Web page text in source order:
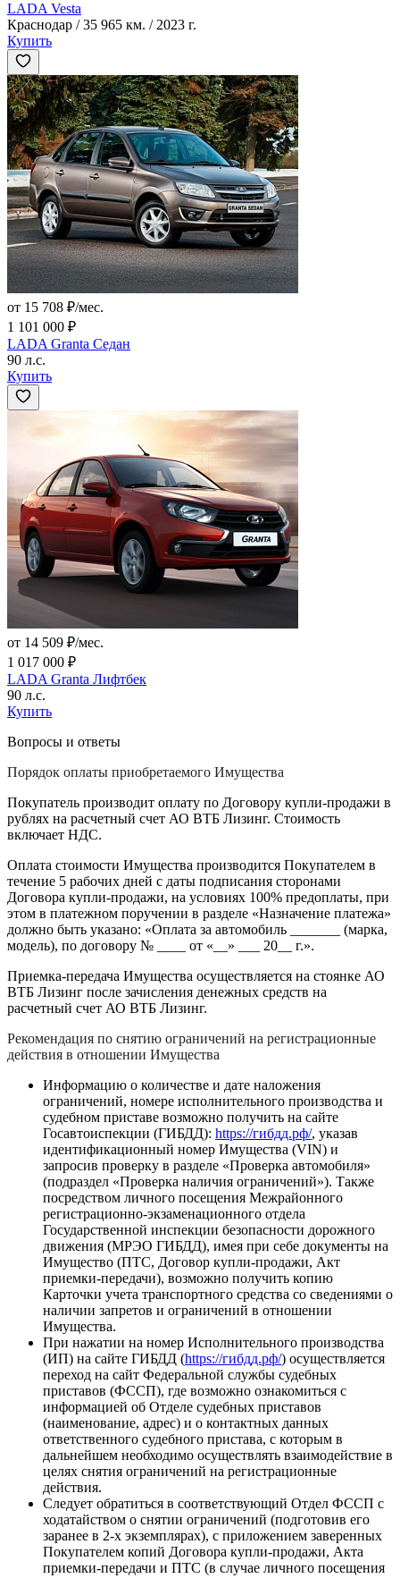
LADA Vesta
Краснодар / 35 965 км. / 2023 г.
Купить
от 15 708 ₽/мес.
1 101 000 ₽
LADA Granta Седан
90 л.с.
Купить
от 14 509 ₽/мес.
1 017 000 ₽
LADA Granta Лифтбек
90 л.с.
Купить
Вопросы и ответы
Порядок оплаты приобретаемого Имущества
Покупатель производит оплату по Договору купли-продажи в
рублях на расчетный счет АО ВТБ Лизинг. Стоимость
включает НДС.
Оплата стоимости Имущества производится Покупателем в
течение 5 рабочих дней с даты подписания сторонами
Договора купли-продажи, на условиях 100% предоплаты, при
этом в платежном поручении в разделе «Назначение платежа»
должно быть указано: «Оплата за автомобиль _______ (марка,
модель), по договору № ____ от «__» ___ 20__ г.».
Приемка-передача Имущества осуществляется на стоянке АО
ВТБ Лизинг после зачисления денежных средств на
расчетный счет АО ВТБ Лизинг.
Рекомендация по снятию ограничений на регистрационные
действия в отношении Имущества
Информацию о количестве и дате наложения
ограничений, номере исполнительного производства и
судебном приставе возможно получить на сайте
Госавтоиспекции (ГИБДД): https://гибдд.рф/, указав
идентификационный номер Имущества (VIN) и
запросив проверку в разделе «Проверка автомобиля»
(подраздел «Проверка наличия ограничений»). Также
посредством личного посещения Межрайонного
регистрационно-экзаменационного отдела
Государственной инспекции безопасности дорожного
движения (МРЭО ГИБДД), имея при себе документы на
Имущество (ПТС, Договор купли-продажи, Акт
приемки-передачи), возможно получить копию
Карточки учета транспортного средства со сведениями о
наличии запретов и ограничений в отношении
Имущества.
При нажатии на номер Исполнительного производства
(ИП) на сайте ГИБДД (https://гибдд.рф/) осуществляется
переход на сайт Федеральной службы судебных
приставов (ФССП), где возможно ознакомиться с
информацией об Отделе судебных приставов
(наименование, адрес) и о контактных данных
ответственного судебного пристава, с которым в
дальнейшем необходимо осуществлять взаимодействие в
целях снятия ограничений на регистрационные
действия.
Следует обратиться в соответствующий Отдел ФССП с
ходатайством о снятии ограничений (подготовив его
заранее в 2-х экземплярах), с приложением заверенных
Покупателем копий Договора купли-продажи, Акта
приемки-передачи и ПТС (в случае личного посещения